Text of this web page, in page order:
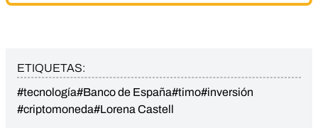
ETIQUETAS:
#tecnología#Banco de España#timo#inversión
#criptomoneda#Lorena Castell